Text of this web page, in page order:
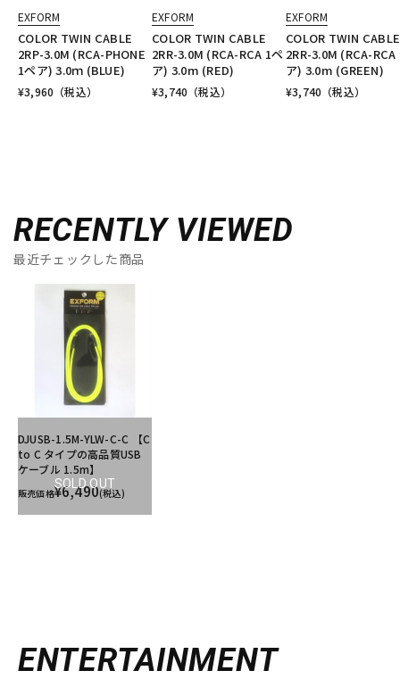
EXFORM
COLOR TWIN CABLE
2RP-3.0M (RCA-PHONE
1ペア) 3.0ｍ (BLUE)
¥3,960 （税込）
EXFORM
COLOR TWIN CABLE
2RR-3.0M (RCA-RCA 1ペ
ア) 3.0m (RED)
¥3,740 （税込）
EXFORM
COLOR TWIN CABLE
2RR-3.0M (RCA-RCA
ア) 3.0m (GREEN)
¥3,740 （税込）
RECENTLY VIEWED
最近チェックした商品
SOLD OUT
DJUSB-1.5M-YLW-C-C 【C
to C タイプの高品質USB
ケーブル 1.5m】
販売価格¥6,490(税込)
ENTERTAINMENT